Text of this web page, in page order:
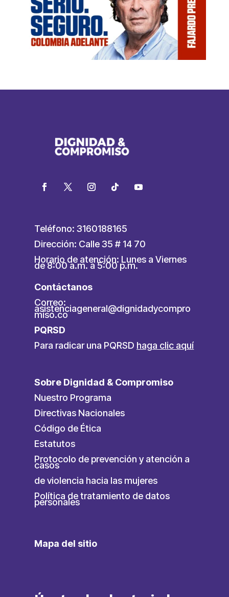
Teléfono: 3160188165
Dirección: Calle 35 # 14 70
Horario de atención: Lunes a Viernes
de 8:00 a.m. a 5:00 p.m.
Contáctanos
Correo:
asistenciageneral@dignidadycompro
miso.co
PQRSD
Para radicar una PQRSD haga clic aquí
Sobre Dignidad & Compromiso
Nuestro Programa
Directivas Nacionales
Código de Ética
Estatutos
Protocolo de prevención y atención a
casos
de violencia hacia las mujeres
Política de tratamiento de datos
personales
Mapa del sitio